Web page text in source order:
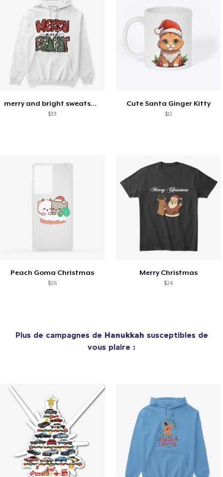
merry and bright sweatshirt christmas
$33
Cute Santa Ginger Kitty
$12
Peach Goma Christmas
$26
Merry Christmas
$24
Plus de campagnes de Hanukkah susceptibles de
vous plaire :